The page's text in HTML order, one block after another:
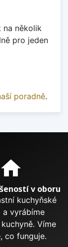
na několik
pro jeden
poradně.
home
v oboru
kuchyňské
a vyrábíme
Víme
co funguje.